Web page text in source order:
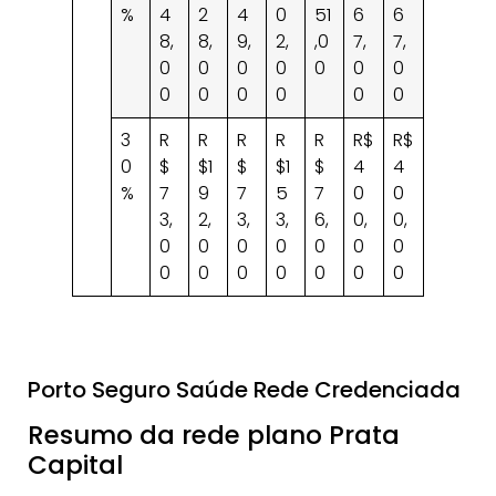
%
4
8,
0
0
2
8,
0
0
4
9,
0
0
0
2,
0
0
51
,0
0
6
7,
0
0
6
7,
0
0
3
0
%
R
$
7
3,
0
0
R
$1
9
2,
0
0
R
$
7
3,
0
0
R
$1
5
3,
0
0
R
$
7
6,
0
0
R$
4
0
0,
0
0
R$
4
0
0,
0
0
Porto Seguro Saúde Rede Credenciada
Resumo da rede plano Prata
Capital